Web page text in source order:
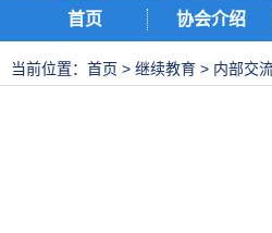
首页 协会介绍
当前位置： 首页 > 继续教育 > 内部交